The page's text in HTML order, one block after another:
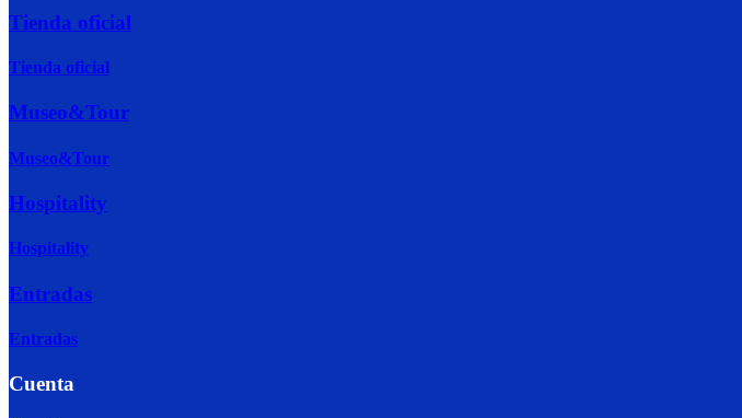
Tienda oficial
Tienda oficial
Museo&Tour
Museo&Tour
Hospitality
Hospitality
Entradas
Entradas
Cuenta